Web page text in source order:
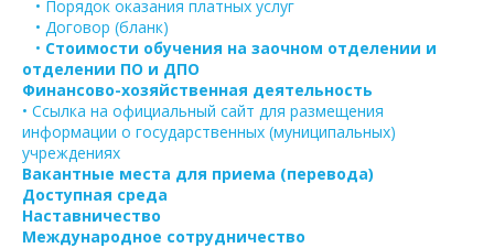
• Порядок оказания платных услуг
• Договор (бланк)
• Стоимости обучения на заочном отделении и
отделении ПО и ДПО
Финансово-хозяйственная деятельность
• Ссылка на официальный сайт для размещения
информации о государственных (муниципальных)
учреждениях
Вакантные места для приема (перевода)
Доступная среда
Наставничество
Международное сотрудничество